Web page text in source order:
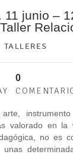
11 junio –
TALLERES
0
valorado en la
no es
unas